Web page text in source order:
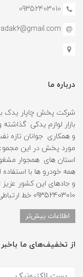
09352403010
درباره ما
بازار لوازم یدکی
و همکاری جوانان تازه
مورد پخش در این
استان های همجوار
همه خودرو ها با استفاده
و جادهای این کشور عزیز
09352403010 خط ارتباطی واحد فروش می‌باشد.
اطلاعات بیش‌تر
از تخفیف‌های ما